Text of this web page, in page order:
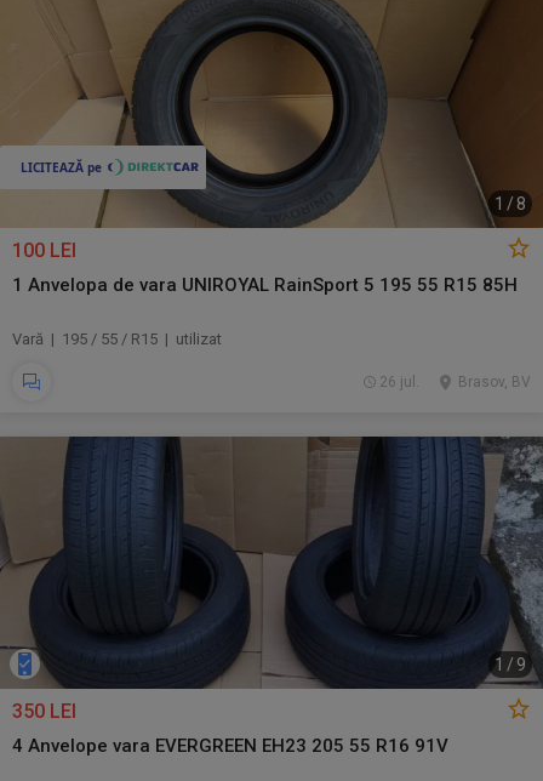
1 / 8
100 LEI
1 Anvelopa de vara UNIROYAL RainSport 5 195 55 R15 85H
Vară | 195 / 55 / R15 | utilizat
Brasov, BV
26 jul.
1 / 9
350 LEI
4 Anvelope vara EVERGREEN EH23 205 55 R16 91V